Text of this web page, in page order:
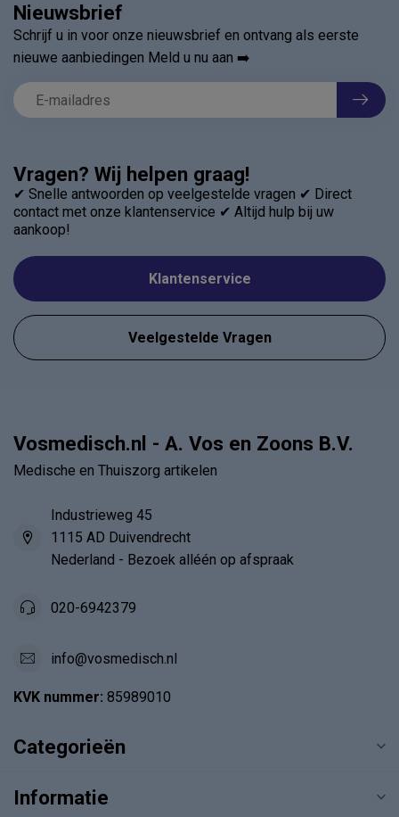
Vragen? Wij helpen graag!
✔ Snelle antwoorden op veelgestelde vragen ✔ Direct
contact met onze klantenservice ✔ Altijd hulp bij uw
aankoop!
Klantenservice
Veelgestelde Vragen
Nieuwsbrief
Schrijf u in voor onze nieuwsbrief en ontvang als eerste
nieuwe aanbiedingen Meld u nu aan ➡️
Vosmedisch.nl - A. Vos en Zoons B.V.
Medische en Thuiszorg artikelen
Industrieweg 45
1115 AD Duivendrecht
Nederland - Bezoek alléén op afspraak
020-6942379
info@vosmedisch.nl
KVK nummer: 85989010
Categorieën
Informatie